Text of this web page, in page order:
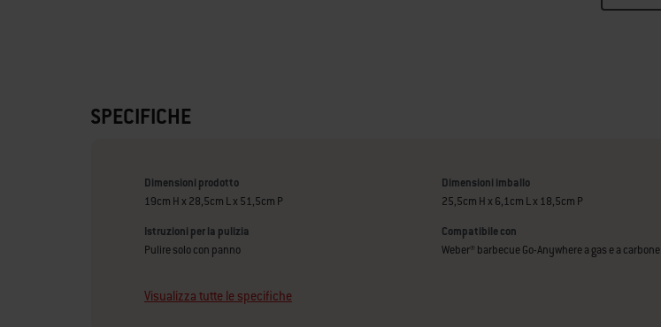
SPECIFICHE
Dimensioni prodotto
19cm H x 28,5cm L x 51,5cm P
Dimensioni imballo
25,5cm H x 6,1cm L x 18,5cm P
Istruzioni per la pulizia
Pulire solo con panno
Compatibile con
Weber® barbecue Go-Anywhere a gas e a carbone
Visualizza tutte le specifiche